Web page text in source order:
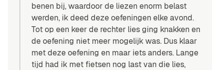
benen bij, waardoor de liezen enorm belast
werden, ik deed deze oefeningen elke avond.
Tot op een keer de rechter lies ging knakken en
de oefening niet meer mogelijk was. Dus klaar
met deze oefening en maar iets anders. Lange
tijd had ik met fietsen nog last van die lies,